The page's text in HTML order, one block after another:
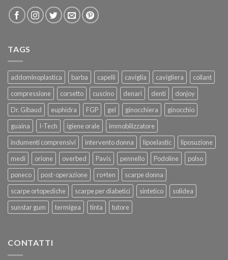
TAGS
addominoplastica barba capelli caviglia cavigliera
collant
compressione
corsetto cuscino denari denti
donjoy
Dr. Gibaud
euphidra FGP gel ginocchiera
ginocchio
guaina
I-Tech igiene orale
immobilizzatore
indumenti comprensivi
intervento donna lipoelastic
liposuzione
medi
orione overbed Pavis pennello Podoline
polso
poneco
post-operazione ro+ten
scarpe donna
scarpe ortopediche
scarpe per diabetici sintetico
solidea
sunstar gum
termigea tinta tutore
CONTATTI